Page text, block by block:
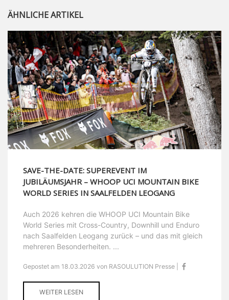
ÄHNLICHE ARTIKEL
SAVE-THE-DATE: SUPEREVENT IM
JUBILÄUMSJAHR – WHOOP UCI MOUNTAIN BIKE
WORLD SERIES IN SAALFELDEN LEOGANG
Auch 2026 kehren die WHOOP UCI Mountain Bike
World Series mit Cross-Country, Downhill und Enduro
nach Saalfelden Leogang zurück – und das mit gleich
mehreren Besonderheiten. ...
Gepostet am 18.03.2026 von RASOULUTION Presse |
WEITER LESEN